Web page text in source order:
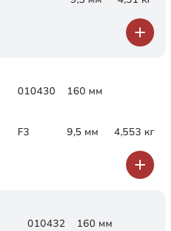
010430 160 мм
F3 9,5 мм 4,553 кг
010432 160 мм